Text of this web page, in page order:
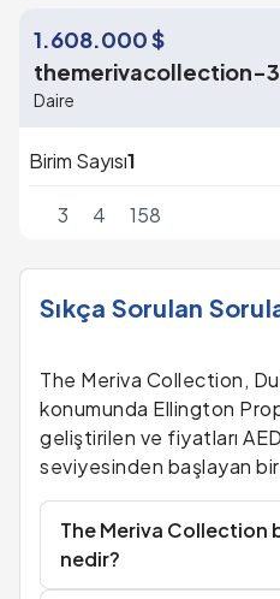
1.608.000 $
themerivacollection-
Daire
Birim Sayısı1
3 4 158
Sıkça Sorulan
The Meriva Collection,
konumunda Ellington
geliştirilen ve fiyatları
seviyesinden başlayan
The Meriva Collection
nedir?